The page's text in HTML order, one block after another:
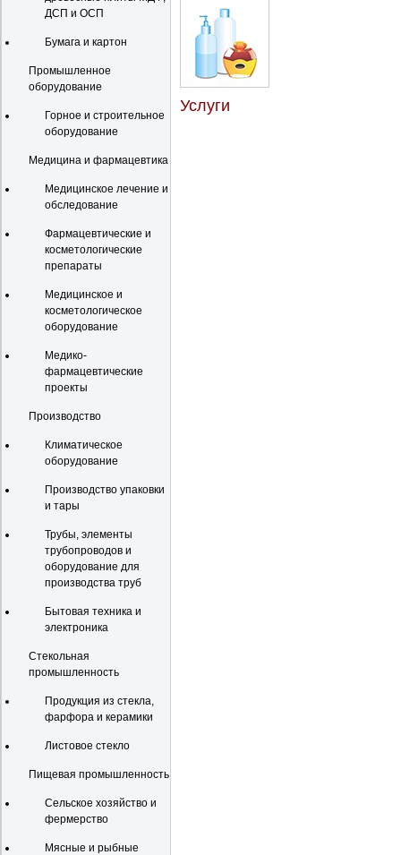
ДСП и ОСП
Бумага и картон
Промышленное
оборудование
Горное и строительное
оборудование
Медицина и фармацевтика
Медицинское лечение и
обследование
Фармацевтические и
косметологические
препараты
Медицинское и
косметологическое
оборудование
Медико-
фармацевтические
проекты
Производство
Климатическое
оборудование
Производство упаковки
и тары
Трубы, элементы
трубопроводов и
оборудование для
производства труб
Бытовая техника и
электроника
Стекольная
промышленность
Продукция из стекла,
фарфора и керамики
Листовое стекло
Пищевая промышленность
Сельское хозяйство и
фермерство
Мясные и рыбные
Услуги